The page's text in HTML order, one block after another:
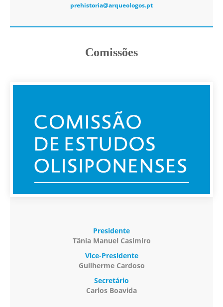
prehistoria@arqueologos.pt
Comissões
Presidente
Tânia Manuel Casimiro
Vice-Presidente
Guilherme Cardoso
Secretário
Carlos Boavida